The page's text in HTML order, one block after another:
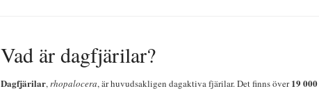
Vad är dagfjärilar?
Dagfjärilar,rhopalocera, är huvudsakligen dagaktiva fjärilar. Det finns över19 000